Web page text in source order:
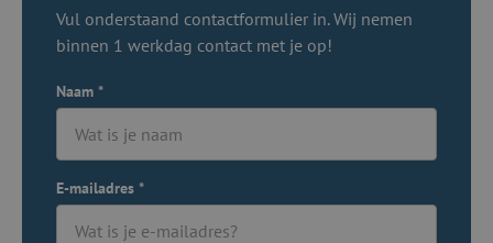
Vul onderstaand contactformulier in. Wij nemen
binnen 1 werkdag contact met je op!
Naam *
E-mailadres *